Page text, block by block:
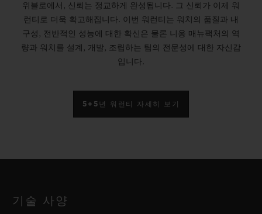
위블로에서, 신뢰는 정교하게 완성됩니다. 그 신뢰가 이제 워
런티로 더욱 확고해집니다. 이번 워런티는 워치의 품질과 내
구성, 전반적인 성능에 대한 확신은 물론 니옹 매뉴팩처의 역
량과 워치를 설계, 개발, 조립하는 팀의 전문성에 대한 자신감
입니다.
5+5년 워런티 자세히 보기
기술 사양